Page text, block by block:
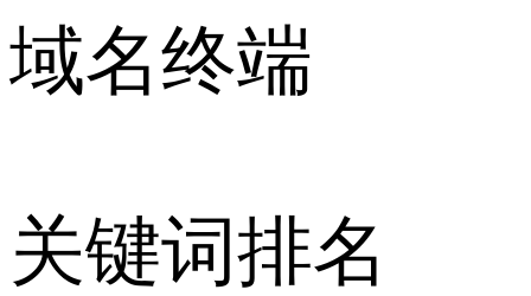
域名终端
关键词排名